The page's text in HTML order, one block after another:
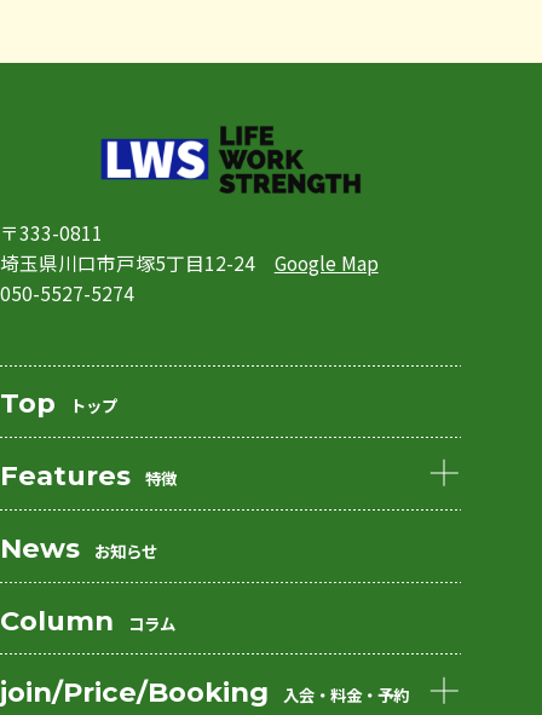
〒333-0811
埼玉県川口市戸塚5丁目12-24
Google Map
050-5527-5274
Top トップ
Features 特徴
私たちの特徴
フィットネスプログラム
プログラム例
お客様の声
News お知らせ
Column コラム
join/Price/Booking 入会・料金・予約